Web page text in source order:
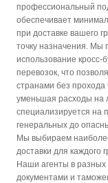
профессиональный
обеспечивает
при доставке вашего
точку назначения. Мы
использование
перевозок, что
странами без
уменьшая расходы на
специализируется на
генеральных до
Мы выбираем
доставки для каждого
Наши агенты в разных
документами и